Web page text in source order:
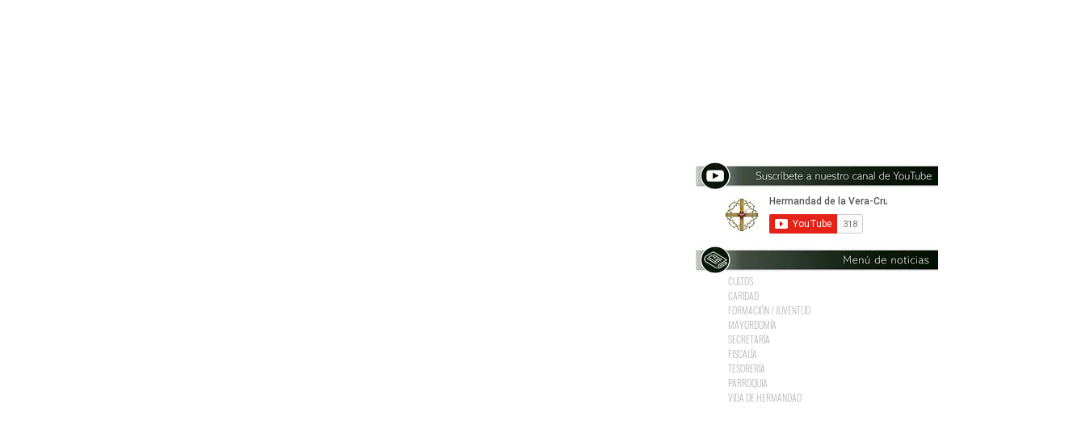
CULTOS
CARIDAD
FORMACIÓN / JUVENTUD
MAYORDOMÍA
SECRETARÍA
FISCALÍA
TESORERÍA
PARROQUIA
VIDA DE HERMANDAD